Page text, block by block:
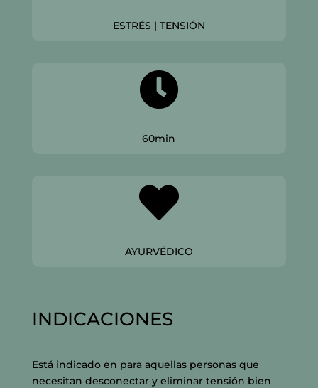
ESTRÉS | TENSIÓN
60min
AYURVÉDICO
INDICACIONES
Está indicado en para aquellas personas que
necesitan desconectar y eliminar tensión bien